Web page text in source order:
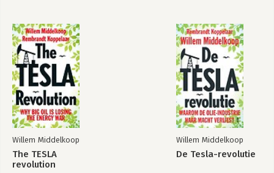
Bekijk alle boeken
Willem Middelkoop
The TESLA
revolution
Willem Middelkoop
De Tesla-revolutie